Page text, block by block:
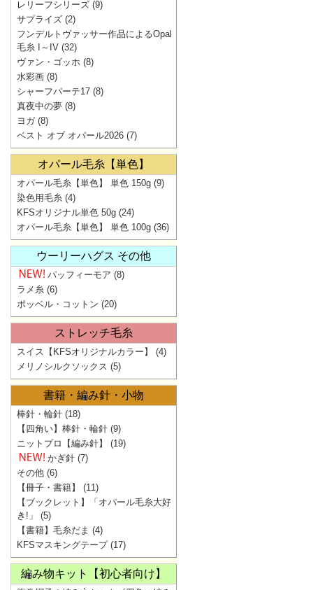
レリーフシリーズ (9)
サプライズ (2)
フンデルトヴァッサー作品によるOpal
毛糸 I～IV (32)
ヴァン・ゴッホ (8)
水彩画 (8)
シャーフパーテ17 (8)
真夜中の夢 (8)
ヨガ(8)
ベスト オブ オパール2026 (7)
オパール毛糸【単色】
オパール毛糸【単色】 単色 150g (9)
染色用毛糸 (4)
KFSオリジナル単色 50g (24)
オパール毛糸【単色】 単色 100g (36)
ウーリーハグス その他
パッフィーモア (8)
ラメ糸 (6)
ボッベル・コットン (20)
ストレッチ毛糸
スイス【KFSオリジナルカラー】
(4)
メリノシルクソックス (5)
書籍・編み針・小物
棒針・輪針 (18)
【四角い】棒針・輪針 (9)
ニットプロ【編み針】
(19)
かぎ針 (7)
その他 (6)
【冊子・書籍】
(11)
【ブックレット】「オパール毛糸大好
き!」
(5)
【書籍】毛糸だま (4)
KFSマスキングテープ(17)
編み物キット【初心者向け】